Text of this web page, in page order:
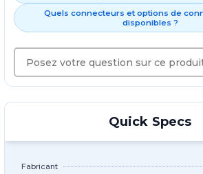
Quels connecteurs et options de
disponibles ?
Quick Specs
Fabricant